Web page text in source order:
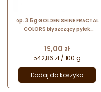
op. 3.5 g GOLDEN SHINE FRACTAL
COLORS błyszczący pyłek
Cena
19,00 zł
542,86 zł / 100 g
Dodaj do koszyka